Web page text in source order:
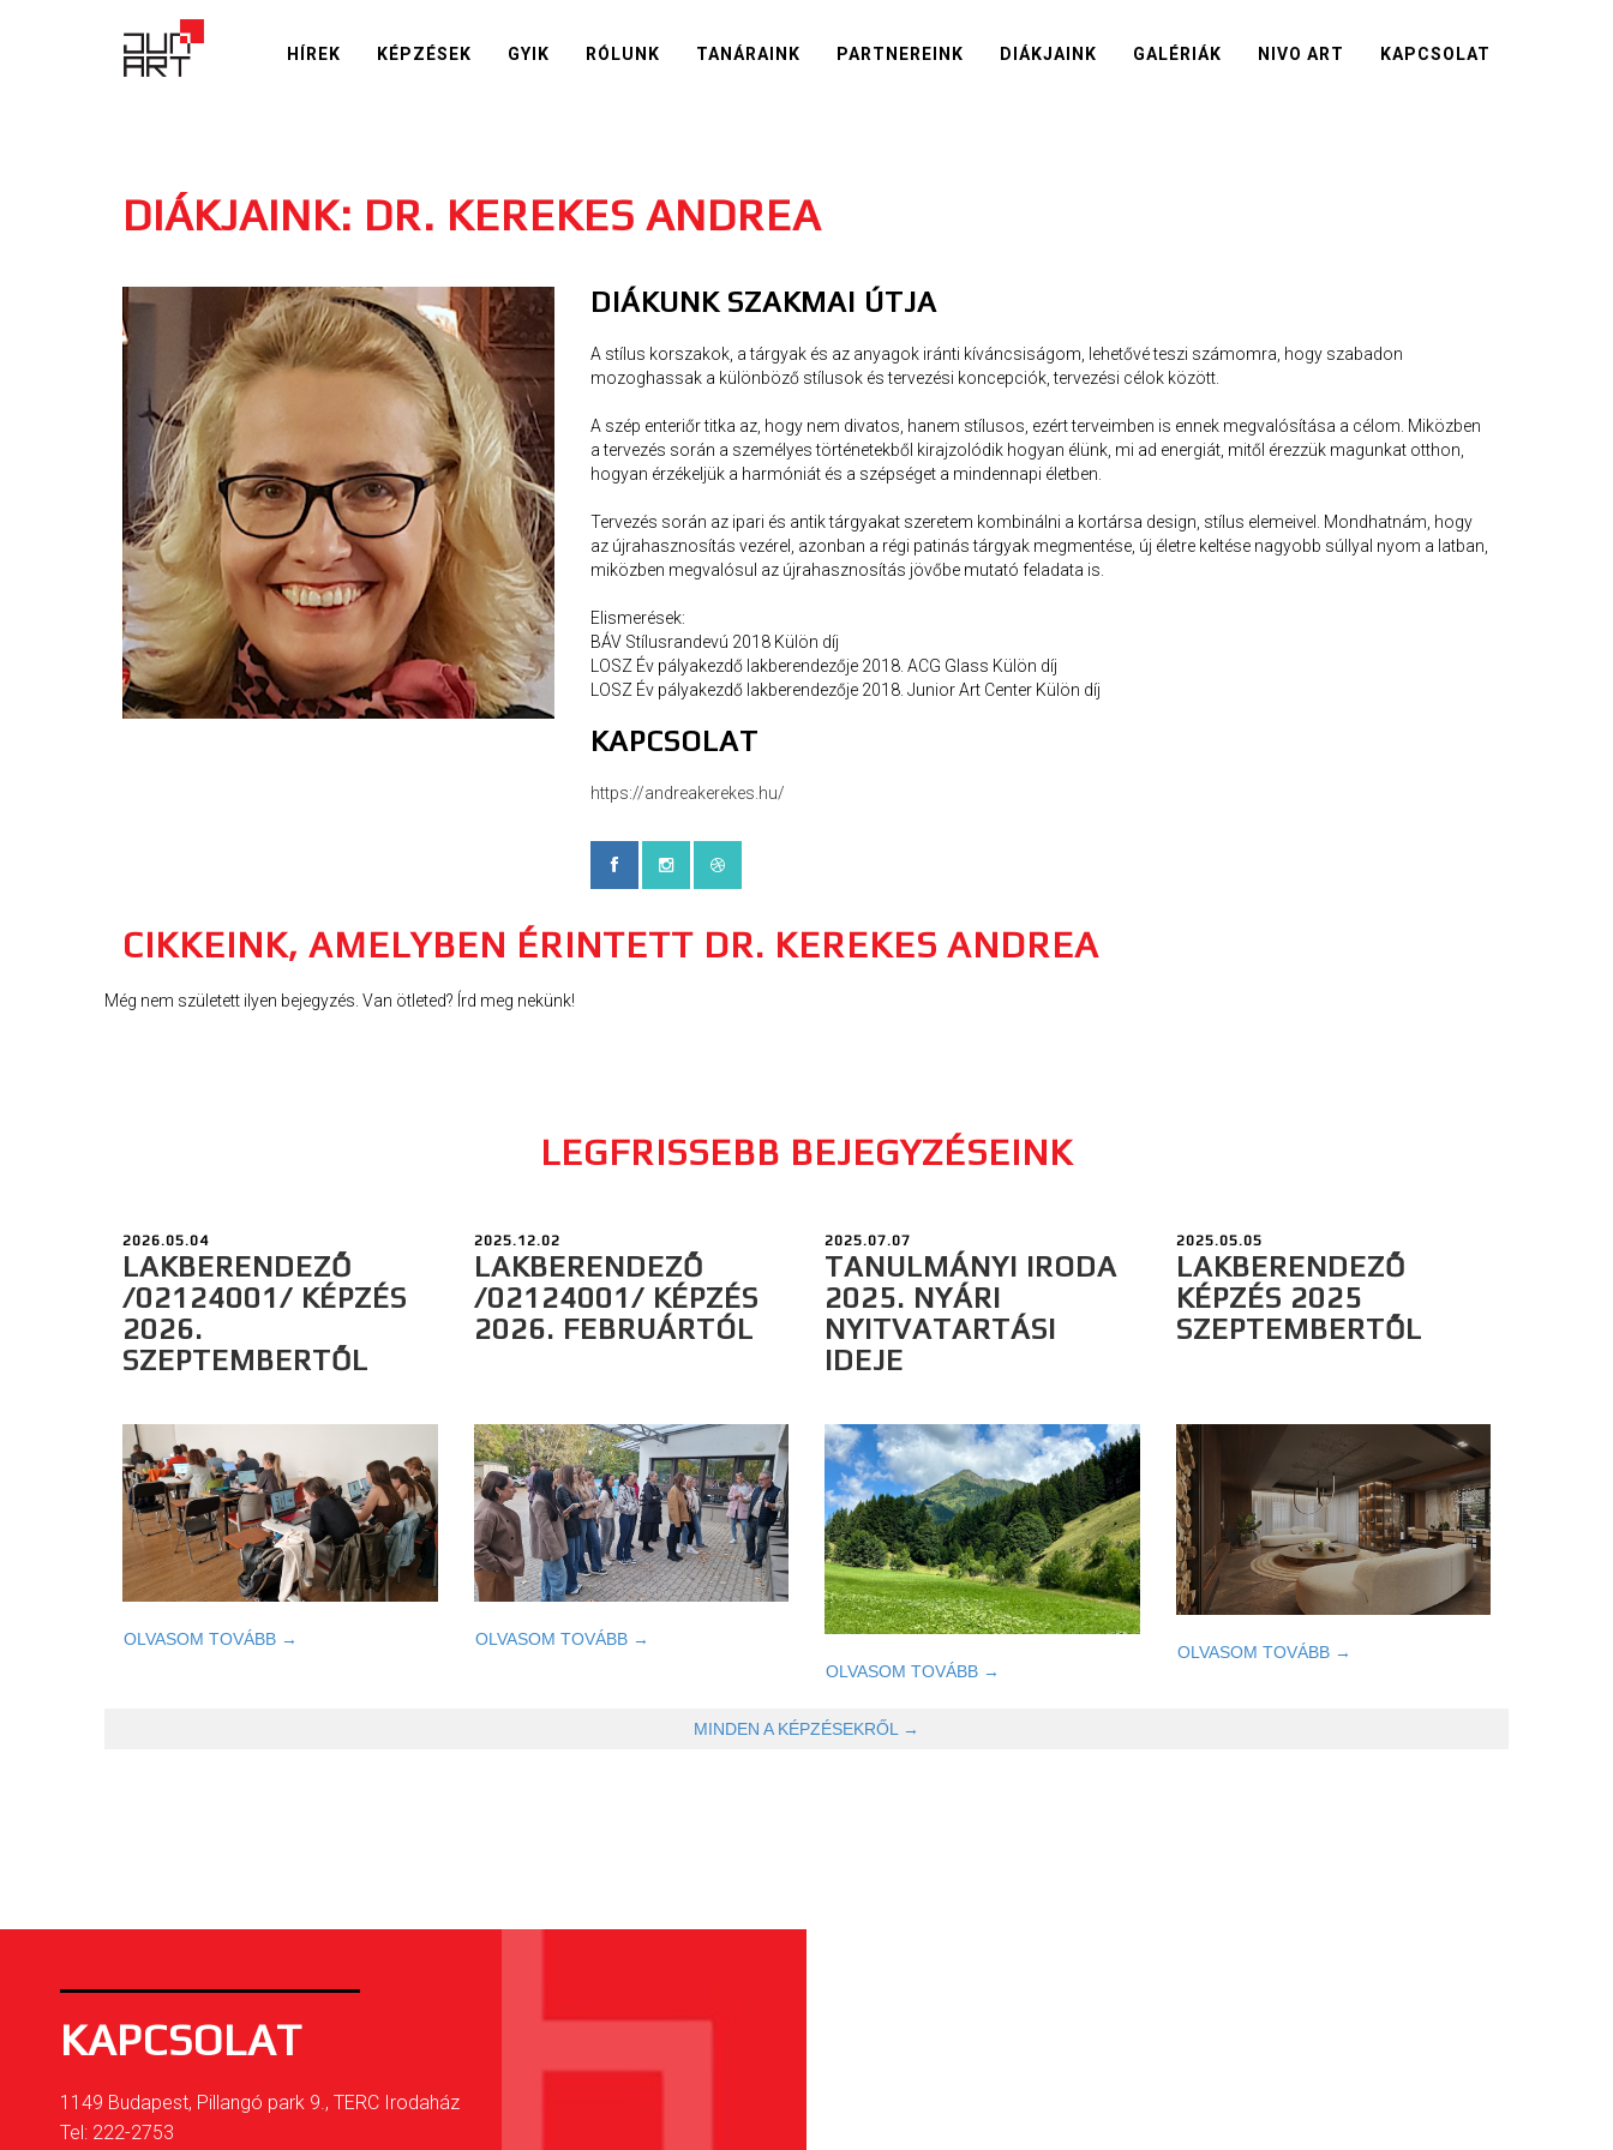
HÍREK KÉPZÉSEK GYIK RÓLUNK TANÁRAINK PARTNEREINK DIÁKJAINK GALÉRIÁK NIVO ART KAPCSOLAT
DIÁKJAINK: DR. KEREKES ANDREA
DIÁKUNK SZAKMAI ÚTJA
A stílus korszakok, a tárgyak és az anyagok iránti kíváncsiságom, lehetővé teszi számomra, hogy szabadon
mozoghassak a különböző stílusok és tervezési koncepciók, tervezési célok között.
A szép enteriőr titka az, hogy nem divatos, hanem stílusos, ezért terveimben is ennek megvalósítása a célom. Miközben
a tervezés során a személyes történetekből kirajzolódik hogyan élünk, mi ad energiát, mitől érezzük magunkat otthon,
hogyan érzékeljük a harmóniát és a szépséget a mindennapi életben.
Tervezés során az ipari és antik tárgyakat szeretem kombinálni a kortársa design, stílus elemeivel. Mondhatnám, hogy
az újrahasznosítás vezérel, azonban a régi patinás tárgyak megmentése, új életre keltése nagyobb súllyal nyom a latban,
miközben megvalósul az újrahasznosítás jövőbe mutató feladata is.
Elismerések:
BÁV Stílusrandevú 2018 Külön díj
LOSZ Év pályakezdő lakberendezője 2018. ACG Glass Külön díj
LOSZ Év pályakezdő lakberendezője 2018. Junior Art Center Külön díj
KAPCSOLAT
https://andreakerekes.hu/
CIKKEINK, AMELYBEN ÉRINTETT DR. KEREKES ANDREA
Még nem született ilyen bejegyzés. Van ötleted? Írd meg nekünk!
LEGFRISSEBB BEJEGYZÉSEINK
2026.05.04
LAKBERENDEZŐ
/02124001/ KÉPZÉS
2026.
SZEPTEMBERTŐL
OLVASOM TOVÁBB →
2025.12.02
LAKBERENDEZŐ
/02124001/ KÉPZÉS
2026. FEBRUÁRTÓL
OLVASOM TOVÁBB →
2025.07.07
TANULMÁNYI IRODA
2025. NYÁRI
NYITVATARTÁSI
IDEJE
OLVASOM TOVÁBB →
2025.05.05
LAKBERENDEZŐ
KÉPZÉS 2025
SZEPTEMBERTŐL
OLVASOM TOVÁBB →
MINDEN A KÉPZÉSEKRŐL →
KAPCSOLAT
1149 Budapest, Pillangó park 9., TERC Irodaház
Tel: 222-2753